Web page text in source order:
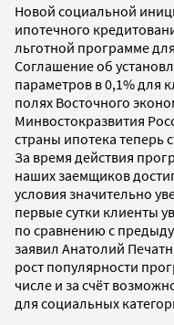
Новой социальной
ипотечного
льготной программе
Соглашение об
параметров в 0,1% для
полях Восточного
Минвостокразвития
страны ипотека теперь
За время действия
наших заемщиков
условия значительно
первые сутки клиенты
по сравнению с
заявил Анатолий
рост популярности
числе и за счёт
для социальных